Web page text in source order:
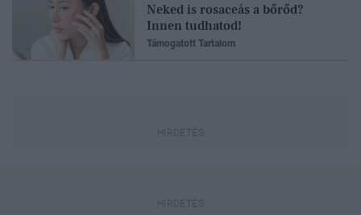
Neked is rosaceás a bőrőd?
Innen tudhatod!
Támogatott Tartalom